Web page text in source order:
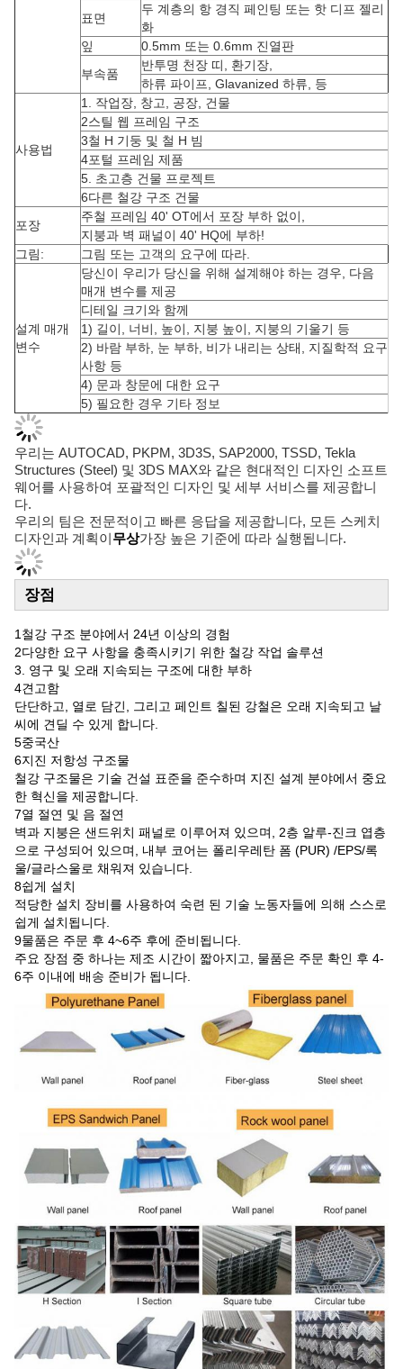
표면
두 계층의 항 경직 페인팅 또는 핫 디프 젤리
화
잎
0.5mm 또는 0.6mm 진열판
부속품
반투명 천장 띠, 환기장,
하류 파이프, Glavanized 하류, 등
사용법
1. 작업장, 창고, 공장, 건물
2스틸 웹 프레임 구조
3철 H 기둥 및 철 H 빔
4포털 프레임 제품
5. 초고층 건물 프로젝트
6다른 철강 구조 건물
포장
주철 프레임 40' OT에서 포장 부하 없이,
지붕과 벽 패널이 40' HQ에 부하!
그림:
그림 또는 고객의 요구에 따라.
설계 매개
변수
당신이 우리가 당신을 위해 설계해야 하는 경우, 다음
매개 변수를 제공
디테일 크기와 함께
1) 길이, 너비, 높이, 지붕 높이, 지붕의 기울기 등
2) 바람 부하, 눈 부하, 비가 내리는 상태, 지질학적 요구
사항 등
4) 문과 창문에 대한 요구
5) 필요한 경우 기타 정보
우리는 AUTOCAD, PKPM, 3D3S, SAP2000, TSSD, Tekla
Structures (Steel) 및 3DS MAX와 같은 현대적인 디자인 소프트
웨어를 사용하여 포괄적인 디자인 및 세부 서비스를 제공합니
다.
우리의 팀은 전문적이고 빠른 응답을 제공합니다, 모든 스케치
디자인과 계획이무상가장 높은 기준에 따라 실행됩니다.
장점
1철강 구조 분야에서 24년 이상의 경험
2다양한 요구 사항을 충족시키기 위한 철강 작업 솔루션
3. 영구 및 오래 지속되는 구조에 대한 부하
4견고함
단단하고, 열로 담긴, 그리고 페인트 칠된 강철은 오래 지속되고 날
씨에 견딜 수 있게 합니다.
5중국산
6지진 저항성 구조물
철강 구조물은 기술 건설 표준을 준수하며 지진 설계 분야에서 중요
한 혁신을 제공합니다.
7열 절연 및 음 절연
벽과 지붕은 샌드위치 패널로 이루어져 있으며, 2층 알루-진크 엽층
으로 구성되어 있으며, 내부 코어는 폴리우레탄 폼 (PUR) /EPS/록
울/글라스울로 채워져 있습니다.
8쉽게 설치
적당한 설치 장비를 사용하여 숙련 된 기술 노동자들에 의해 스스로
쉽게 설치됩니다.
9물품은 주문 후 4~6주 후에 준비됩니다.
주요 장점 중 하나는 제조 시간이 짧아지고, 물품은 주문 확인 후 4-
6주 이내에 배송 준비가 됩니다.